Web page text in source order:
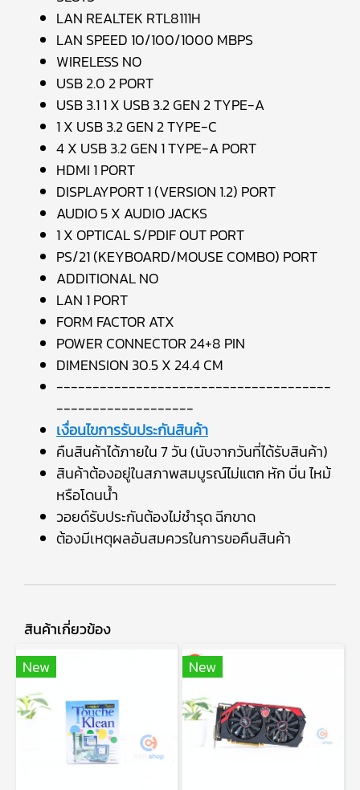
LAN REALTEK RTL8111H
LAN SPEED 10/100/1000 MBPS
WIRELESS NO
USB 2.0 2 PORT
USB 3.1 1 X USB 3.2 GEN 2 TYPE-A
1 X USB 3.2 GEN 2 TYPE-C
4 X USB 3.2 GEN 1 TYPE-A PORT
HDMI 1 PORT
DISPLAYPORT 1 (VERSION 1.2) PORT
AUDIO 5 X AUDIO JACKS
1 X OPTICAL S/PDIF OUT PORT
PS/21 (KEYBOARD/MOUSE COMBO) PORT
ADDITIONAL NO
LAN 1 PORT
FORM FACTOR ATX
POWER CONNECTOR 24+8 PIN
DIMENSION 30.5 X 24.4 CM
--------------------------------------
-------------------
เงื่อนไขการรับประกันสินค้า
คืนสินค้าได้ภายใน 7 วัน (นับจากวันที่ได้รับสินค้า)
สินค้าต้องอยู่ในสภาพสมบูรณ์ไม่แตก หัก บิ่น ไหม้
หรือโดนน้ำ
วอยด์รับประกันต้องไม่ชำรุด ฉีกขาด
ต้องมีเหตุผลอันสมควรในการขอคืนสินค้า
สินค้าเกี่ยวข้อง
New
New